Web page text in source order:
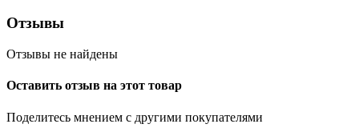
Отзывы
Отзывы не найдены
Оставить отзыв на этот товар
Поделитесь мнением с другими покупателями